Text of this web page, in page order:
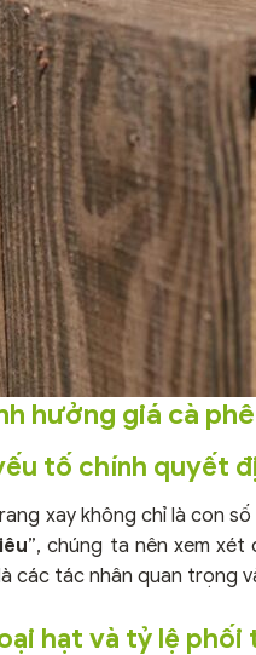
hưởng giá cà
tố chính quyết
xay không chỉ là con
”, chúng ta nên xem
các tác nhân quan trọng
hạt và tỷ lệ phối